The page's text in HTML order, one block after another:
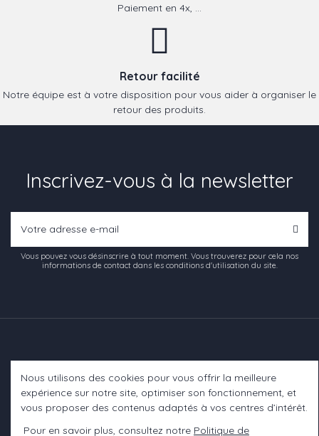
Paiement en 4x, ...
Retour facilité
Notre équipe est à votre disposition pour vous aider à organiser le
retour des produits.
Inscrivez-vous à la newsletter
Vous pouvez vous désinscrire à tout moment. Vous trouverez pour cela nos
informations de contact dans les conditions d'utilisation du site.
Informations
Nous utilisons des cookies pour vous offrir la meilleure
expérience sur notre site, optimiser son fonctionnement, et
vous proposer des contenus adaptés à vos centres d’intérêt.
Pour en savoir plus, consultez notre Politique de